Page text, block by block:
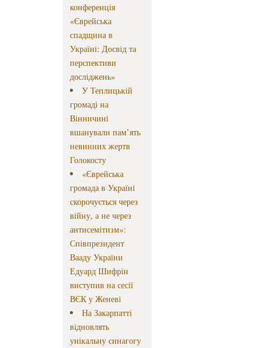
конференція
«Єврейська
спадщина в
Україні: Досвід та
перспективи
досліджень»
У Теплицькій
громаді на
Вінничині
вшанували пам’ять
невинних жертв
Голокосту
«Єврейська
громада в Україні
скорочується через
війну, а не через
антисемітизм»:
Співпрезидент
Вааду України
Едуард Шифрін
виступив на сесії
ВЄК у Женеві
На Закарпатті
відновлять
унікальну синагогу